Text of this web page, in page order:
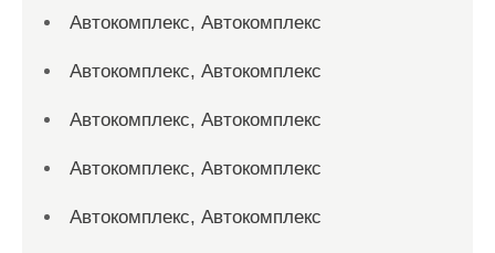
Автокомплекс, Автокомплекс
Автокомплекс, Автокомплекс
Автокомплекс, Автокомплекс
Автокомплекс, Автокомплекс
Автокомплекс, Автокомплекс